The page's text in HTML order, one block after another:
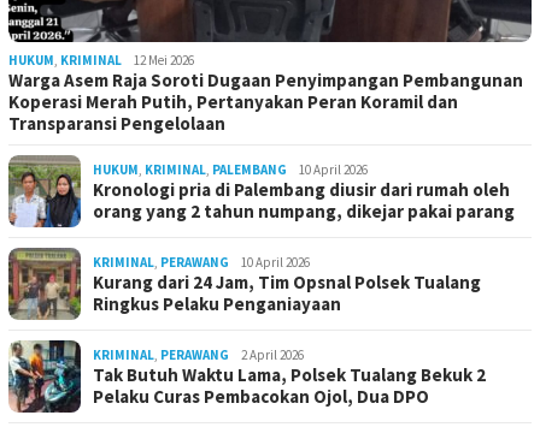
HUKUM, KRIMINAL 12 Mei 2026
Warga Asem Raja Soroti Dugaan Penyimpangan Pembangunan
Koperasi Merah Putih, Pertanyakan Peran Koramil dan
Transparansi Pengelolaan
HUKUM, KRIMINAL, PALEMBANG 10 April 2026
Kronologi pria di Palembang diusir dari rumah oleh
orang yang 2 tahun numpang, dikejar pakai parang
KRIMINAL, PERAWANG 10 April 2026
Kurang dari 24 Jam, Tim Opsnal Polsek Tualang
Ringkus Pelaku Penganiayaan
KRIMINAL, PERAWANG 2 April 2026
Tak Butuh Waktu Lama, Polsek Tualang Bekuk 2
Pelaku Curas Pembacokan Ojol, Dua DPO